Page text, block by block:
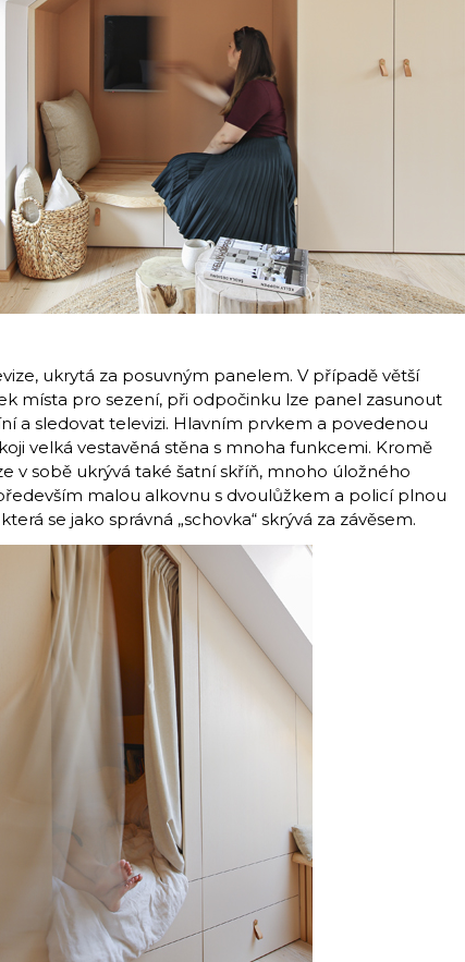
ukrytá za posuvným panelem. V případě větší
místa pro sezení, při odpočinku lze panel zasunout
a sledovat televizi. Hlavním prvkem a povedenou
velká vestavěná stěna s mnoha funkcemi. Kromě
v sobě ukrývá také šatní skříň, mnoho úložného
malou alkovnu s dvoulůžkem a policí plnou
se jako správná „schovka“ skrývá za závěsem.